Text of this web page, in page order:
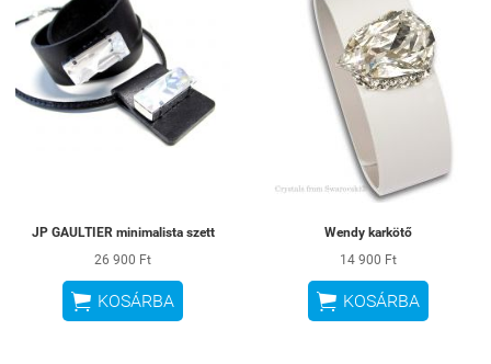
JP GAULTIER minimalista szett
26 900 Ft
 KOSÁRBA
Wendy karkötő
14 900 Ft
 KOSÁRBA